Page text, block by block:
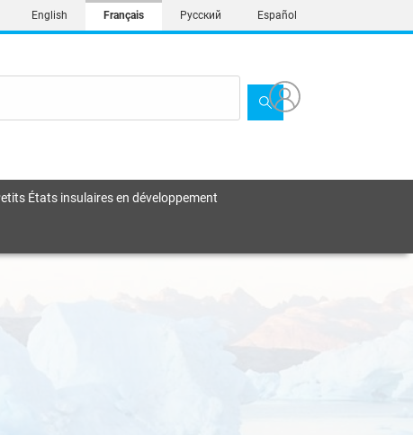
English Français Русский Español
États insulaires en développement